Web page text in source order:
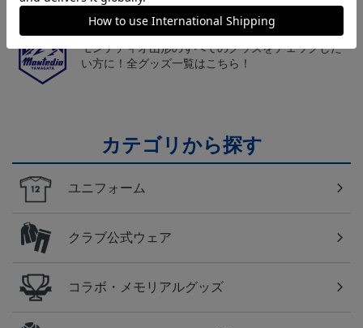
モンテディオ山形のすべてのグッズをチェックした
い方に！全グッズ一覧はこちら！
カテゴリから探す
ユニフォーム
クラブ公式ウェア
コラボ・メモリアルグッズ